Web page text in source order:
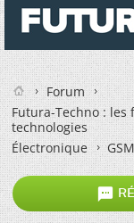
Forum
Futura-Techno :
technologies
Électronique
